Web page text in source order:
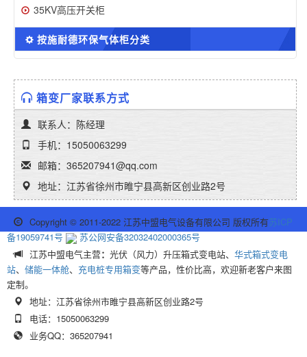
35KV高压开关柜
按施耐德环保气体柜分类
箱变厂家联系方式
联系人：陈经理
手机：15050063299
邮箱：365207941@qq.com
地址：江苏省徐州市睢宁县高新区创业路2号
Copyright © 2011-2022 江苏中盟电气设备有限公司 版权所有苏ICP
备19059741号
苏公网安备32032402000365号
江苏中盟电气主营： 光伏（风力）升压箱式变电站、 华式箱式变电
站、 储能一体舱、 充电桩专用箱变等产品，性价比高，欢迎新老客户来图
定制。
地址：江苏省徐州市睢宁县高新区创业路2号
电话：15050063299
业务QQ：365207941